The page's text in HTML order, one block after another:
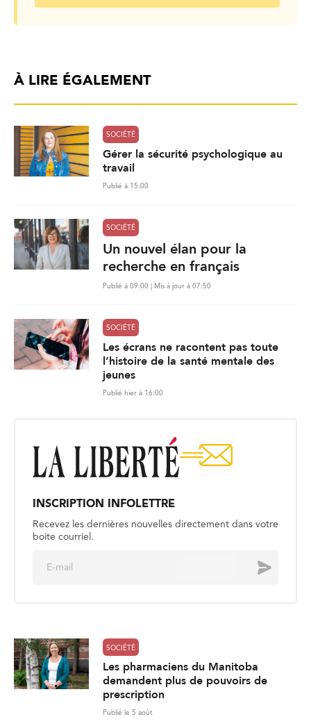
À LIRE ÉGALEMENT
SOCIÉTÉ
Gérer la sécurité psychologique au
travail
Publié à 15:00
SOCIÉTÉ
Un nouvel élan pour la
recherche en français
Publié à 09:00 | Mis à jour à 07:50
SOCIÉTÉ
Les écrans ne racontent pas toute
l’histoire de la santé mentale des
jeunes
Publié hier à 16:00
INSCRIPTION INFOLETTRE
Recevez les dernières nouvelles directement dans votre
boite courriel.
Envoyer
SOCIÉTÉ
Les pharmaciens du Manitoba
demandent plus de pouvoirs de
prescription
Publié le 5 août